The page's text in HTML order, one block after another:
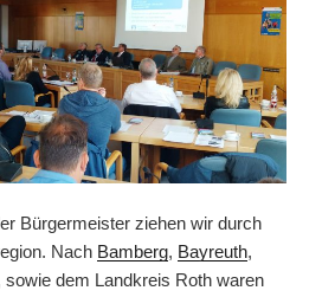
Bürgermeister ziehen wir durch
Nach Bamberg, Bayreuth,
sowie dem Landkreis Roth waren